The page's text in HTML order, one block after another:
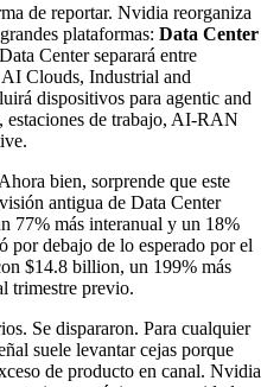
de reportar. Nvidia reorganiza
plataformas: Data Center
Center separará entre
Clouds, Industrial and
dispositivos para agentic and
estaciones de trabajo, AI-RAN
bien, sorprende que este
antigua de Data Center
77% más interanual y un 18%
por debajo de lo esperado por el
$14.8 billion, un 199% más
trimestre previo.
Se dispararon. Para cualquier
suele levantar cejas porque
de producto en canal. Nvidia